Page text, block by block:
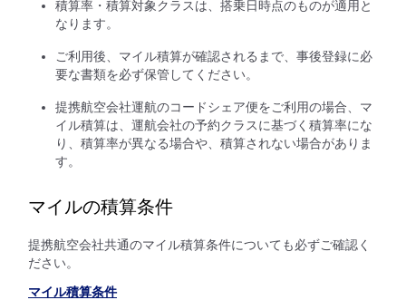
積算率・積算対象クラスは、搭乗日時点のものが適用と
なります。
ご利用後、マイル積算が確認されるまで、事後登録に必
要な書類を必ず保管してください。
提携航空会社運航のコードシェア便をご利用の場合、マ
イル積算は、運航会社の予約クラスに基づく積算率にな
り、積算率が異なる場合や、積算されない場合がありま
す。
マイルの積算条件
提携航空会社共通のマイル積算条件についても必ずご確認く
ださい。
マイル積算条件